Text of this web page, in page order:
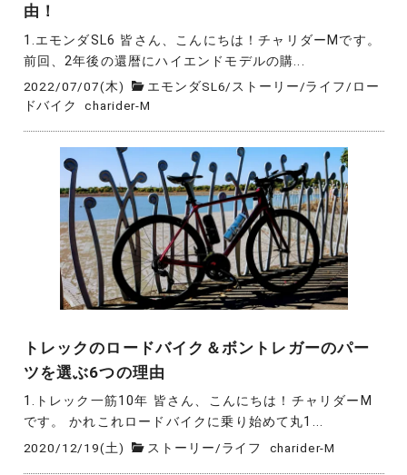
由！
1.エモンダSL6 皆さん、こんにちは！チャリダーMです。
前回、2年後の還暦にハイエンドモデルの購...
2022/07/07(木) エモンダSL6/ストーリー/ライフ/ ロー
ドバイク
charider-M
トレックのロードバイク＆ボントレガーのパー
ツを選ぶ6つの理由
1.トレック一筋10年 皆さん、こんにちは！チャリダーM
です。 かれこれロードバイクに乗り始めて丸1...
2020/12/19(土) ストーリー/ライフ charider-M